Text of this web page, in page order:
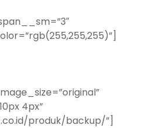
4px”
produk/backup/”]